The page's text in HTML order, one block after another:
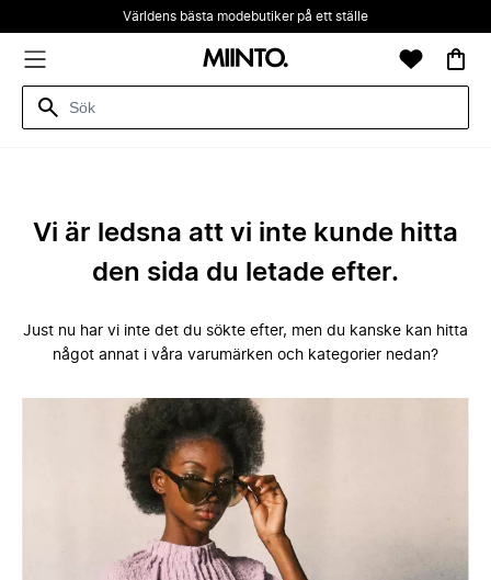
Världens bästa modebutiker på ett ställe
Vi är ledsna att vi inte kunde hitta
den sida du letade efter.
Just nu har vi inte det du sökte efter, men du kanske kan hitta
något annat i våra varumärken och kategorier nedan?